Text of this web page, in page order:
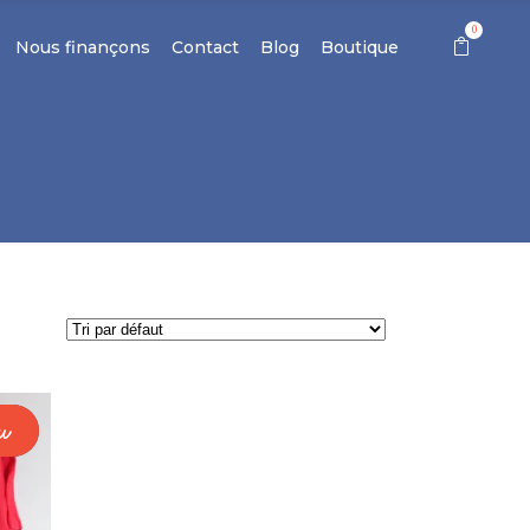
Nous finançons Contact Blog Boutique
0